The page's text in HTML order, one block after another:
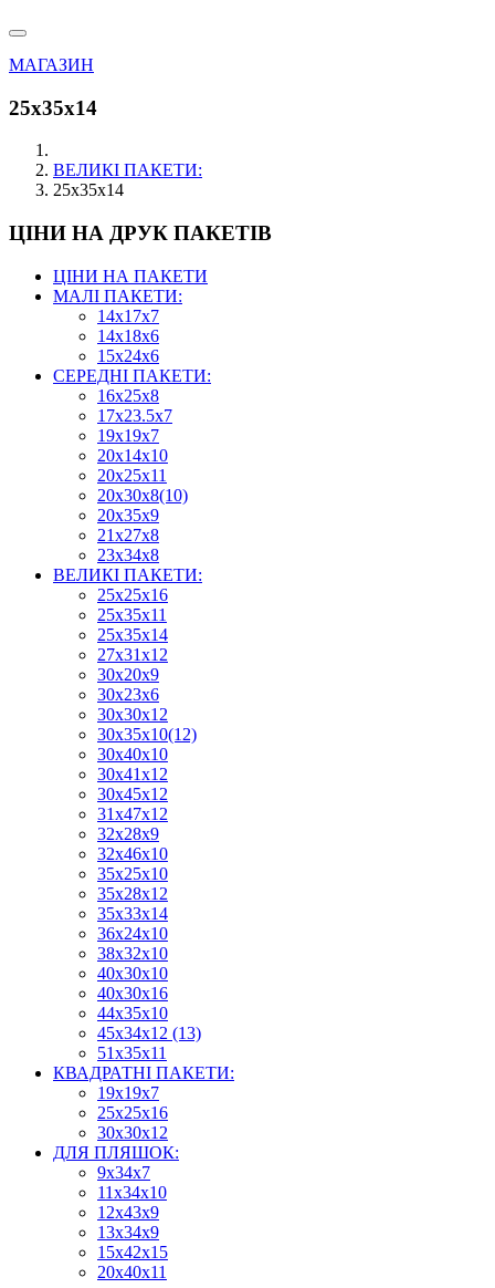
МАГАЗИН
25х35х14
ВЕЛИКІ ПАКЕТИ:
25х35х14
ЦІНИ НА ДРУК ПАКЕТІВ
ЦІНИ НА ПАКЕТИ
МАЛІ ПАКЕТИ:
14х17х7
14х18х6
15х24х6
СЕРЕДНІ ПАКЕТИ:
16х25х8
17х23.5х7
19х19х7
20х14х10
20х25х11
20х30х8(10)
20х35х9
21х27х8
23х34х8
ВЕЛИКІ ПАКЕТИ:
25х25х16
25х35х11
25х35х14
27х31х12
30х20х9
30х23х6
30х30х12
30х35х10(12)
30х40х10
30х41х12
30х45х12
31х47х12
32х28х9
32х46х10
35х25х10
35х28х12
35х33х14
36х24х10
38х32х10
40х30х10
40х30х16
44х35х10
45х34х12 (13)
51х35х11
КВАДРАТНІ ПАКЕТИ:
19х19х7
25х25х16
30х30х12
ДЛЯ ПЛЯШОК:
9х34х7
11х34х10
12х43х9
13х34х9
15х42х15
20х40х11